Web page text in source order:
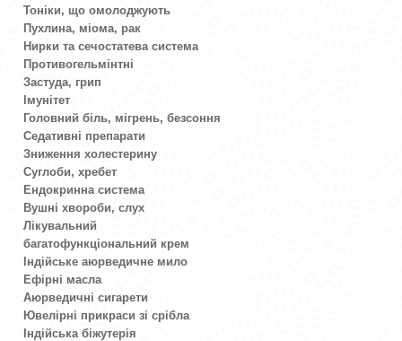
Тоніки, що омолоджують
Пухлина, міома, рак
Нирки та сечостатева система
Противогельмінтні
Застуда, грип
Імунітет
Головний біль, мігрень, безсоння
Седативні препарати
Зниження холестерину
Суглоби, хребет
Ендокринна система
Вушні хвороби, слух
Лікувальний
багатофункціональний крем
Індійське аюрведичне мило
Ефірні масла
Аюрведичні сигарети
Ювелірні прикраси зі срібла
Індійська біжутерія